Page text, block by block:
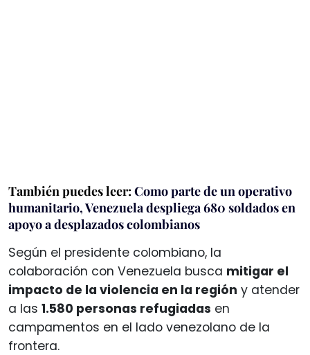
También puedes leer: Como parte de un operativo
humanitario, Venezuela despliega 680 soldados en
apoyo a desplazados colombianos
Según el presidente colombiano, la
colaboración con Venezuela busca mitigar el
impacto de la violencia en la región y atender
a las 1.580 personas refugiadas en
campamentos en el lado venezolano de la
frontera.